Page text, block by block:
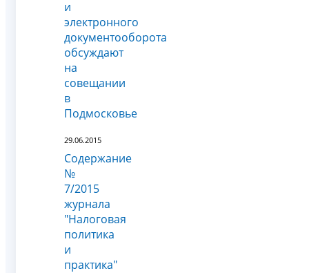
и
электронного
документооборота
обсуждают
на
совещании
в
Подмосковье
29.06.2015
Содержание
№
7/2015
журнала
"Налоговая
политика
и
практика"